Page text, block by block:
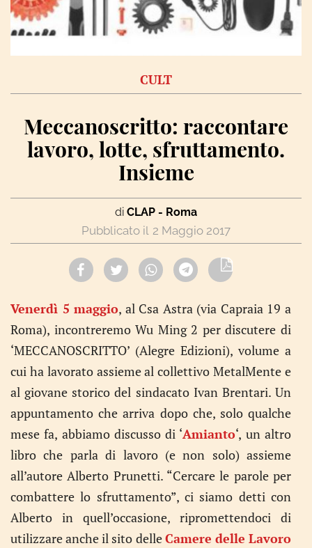
CULT
Meccanoscritto: raccontare
lavoro, lotte, sfruttamento.
Insieme
di CLAP - Roma
2 Maggio 2017
Venerdì 5 maggio, al Csa Astra (via Capraia 19 a
Roma), incontreremo Wu Ming 2 per discutere di
‘MECCANOSCRITTO’ (Alegre Edizioni), volume a
cui ha lavorato assieme al collettivo MetalMente e
al giovane storico del sindacato Ivan Brentari. Un
appuntamento che arriva dopo che, solo qualche
mese fa, abbiamo discusso di ‘Amianto‘, un altro
libro che parla di lavoro (e non solo) assieme
all’autore Alberto Prunetti. “Cercare le parole per
combattere lo sfruttamento”, ci siamo detti con
Alberto in quell’occasione, ripromettendoci di
utilizzare anche il sito delleCamere delle Lavoro